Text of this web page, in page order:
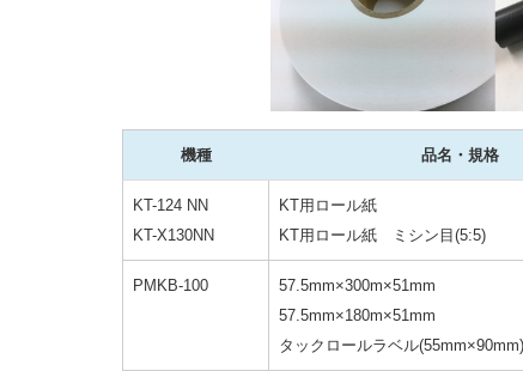
機種 品名・規格
KT-124 NN
KT-X130NN
KT用ロール紙
KT用ロール紙 ミシン目(5:5)
PMKB-100
57.5mm×300m×51mm
57.5mm×180m×51mm
タックロールラベル(55mm×90mm)